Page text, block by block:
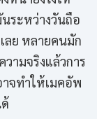
ระหว่างวันถือ
ลย หลายคนมัก
ามจริงแล้วการ
จทำให้เมคอัพ